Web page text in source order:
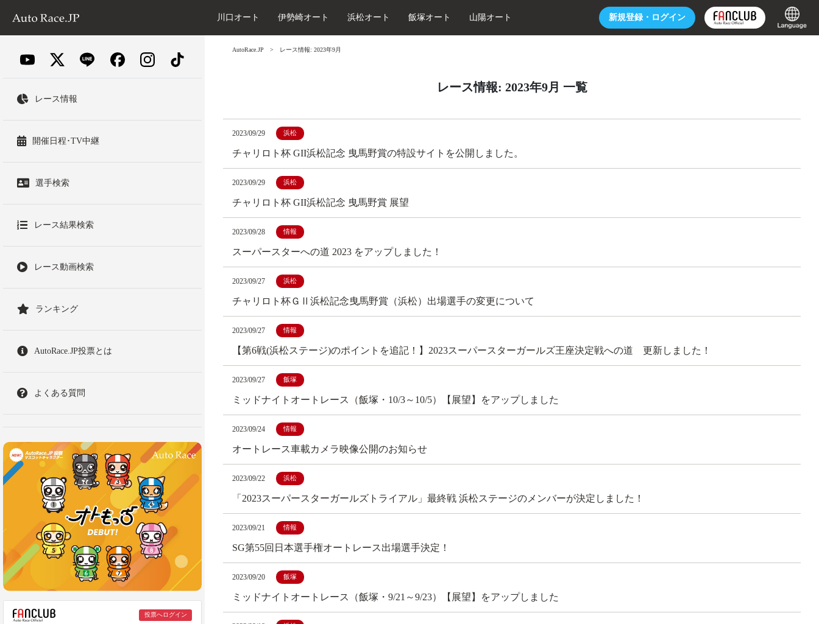
新規登録・ ログイン
川口オート 伊勢崎オート 浜松オート 飯塚オート 山陽オート
レース情報
開催日程･TV中継
選手検索
レース結果検索
レース動画検索
ランキング
AutoRace.JP投票とは
よくある質問
投票へログイン
AutoRace.JP レース情報: 2023年9月
レース情報: 2023年9月 一覧
2023/09/29 浜松
チャリロト杯 GII浜松記念 曳馬野賞の特設サイトを公開しました。
2023/09/29 浜松
チャリロト杯 GII浜松記念 曳馬野賞 展望
2023/09/28 情報
スーパースターへの道 2023 をアップしました！
2023/09/27 浜松
チャリロト杯ＧⅡ浜松記念曳馬野賞（浜松）出場選手の変更について
2023/09/27 情報
【第6戦(浜松ステージ)のポイントを追記！】2023スーパースターガールズ王座決定戦への道 更新しました！
2023/09/27 飯塚
ミッドナイトオートレース（飯塚・10/3～10/5）【展望】をアップしました
2023/09/24 情報
オートレース車載カメラ映像公開のお知らせ
2023/09/22 浜松
「2023スーパースターガールズトライアル」最終戦 浜松ステージのメンバーが決定しました！
2023/09/21 情報
SG第55回日本選手権オートレース出場選手決定！
2023/09/20 飯塚
ミッドナイトオートレース（飯塚・9/21～9/23）【展望】をアップしました